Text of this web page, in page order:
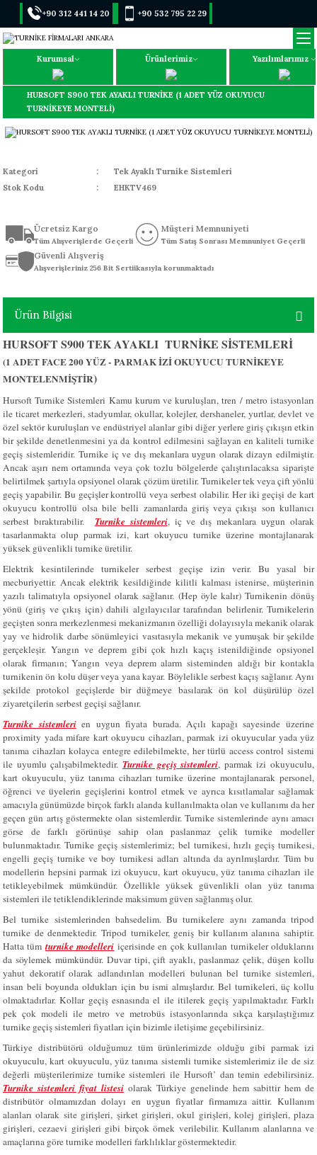
+90 312 441 14 20 +90 532 795 22 29
Kurumsal Ürünlerimiz Yazılımlarımız
HURSOFT S900 TEK AYAKLI TURNİKE (1 ADET YÜZ OKUYUCU
TURNİKEYE MONTELİ)
Kategori
Tek Ayaklı Turnike Sistemleri
Stok Kodu
EHKTV469
Ücretsiz Kargo
Tüm Alışverişlerde Geçerli
Müşteri Memnuniyeti
Tüm Satış Sonrası Memnuniyet Geçerli
Güvenli Alışveriş
Alışverişleriniz 256 Bit Sertiikasıyla korunmaktadı
Ürün Bilgisi
HURSOFT S900 TEK AYAKLI TURNİKE SİSTEMLERİ
(1 ADET FACE 200 YÜZ - PARMAK İZİ OKUYUCU TURNİKEYE
MONTELENMİŞTİR)
Hursoft Turnike Sistemleri Kamu kurum ve kuruluşları, tren / metro istasyonları
ile ticaret merkezleri, stadyumlar, okullar, kolejler, dershaneler, yurtlar, devlet ve
özel sektör kuruluşları ve endüstriyel alanlar gibi diğer yerlere giriş çıkışın etkin
bir şekilde denetlenmesini ya da kontrol edilmesini sağlayan en kaliteli turnike
geçiş sistemleridir.Turnike iç ve dış mekanlara uygun olarak dizayn edilmiştir.
Ancak aşırı nem ortamında veya çok tozlu bölgelerde çalıştırılacaksa siparişte
belirtilmek şartıyla opsiyonel olarak çözüm üretilir. Turnikeler tek veya çift yönlü
geçiş yapabilir. Bu geçişler kontrollü veya serbest olabilir. Her iki geçişi de kart
okuyucu kontrollü olsa bile belli zamanlarda giriş veya çıkışı son kullanıcı
serbest bıraktırabilir. Turnike sistemleri, iç ve dış mekanlara uygun olarak
tasarlanmakta olup parmak izi, kart okuyucu turnike üzerine montajlanarak
yüksek güvenlikli turnike üretilir.
Elektrik kesintilerinde turnikeler serbest geçişe izin verir. Bu yasal bir
mecburiyettir. Ancak elektrik kesildiğinde kilitli kalması istenirse, müşterinin
yazılı talimatıyla opsiyonel olarak sağlanır. (Hep öyle kalır) Turnikenin dönüş
yönü (giriş ve çıkış için) dahili algılayıcılar tarafından belirlenir. Turnikelerin
geçişten sonra merkezlenmesi mekanizmanın özelliği dolayısıyla mekanik olarak
yay ve hidrolik darbe sönümleyici vasıtasıyla mekanik ve yumuşak bir şekilde
gerçekleşir. Yangın ve deprem gibi çok hızlı kaçış istenildiğinde opsiyonel
olarak firmanın; Yangın veya deprem alarm sisteminden aldığı bir kontakla
turnikenin ön kolu düşer veya yana kayar. Böylelikle serbest kaçış sağlanır. Aynı
şekilde protokol geçişlerde bir düğmeye basılarak ön kol düşürülüp özel
ziyaretçilerin serbest geçişi sağlanır.
Turnike sistemlerien uygun fiyata burada. Açılı kapağı sayesinde üzerine
proximity yada mifare kart okuyucu cihazları, parmak izi okuyucular yada yüz
tanıma cihazları kolayca entegre edilebilmekte, her türlü access control sistemi
ile uyumlu çalışabilmektedir. Turnike geçiş sistemleri, parmak izi okuyuculu,
kart okuyuculu, yüz tanıma cihazları turnike üzerine montajlanarak personel,
öğrenci ve üyelerin geçişlerini kontrol etmek ve ayrıca kısıtlamalar sağlamak
amacıyla günümüzde birçok farklı alanda kullanılmakta olan ve kullanımı da her
geçen gün artış göstermekte olan sistemlerdir. Turnike sistemlerinde aynı amacı
görse de farklı görünüşe sahip olan paslanmaz çelik turnike modeller
bulunmaktadır. Turnike geçiş sistemlerimiz; bel turnikesi, hızlı geçiş turnikesi,
engelli geçiş turnike ve boy turnikesi adları altında da ayrılmışlardır. Tüm bu
modellerin hepsini parmak izi okuyucu, kart okuyucu, yüz tanıma cihazları ile
tetikleyebilmek mümkündür. Özellikle yüksek güvenlikli olan yüz tanıma
sistemleri ile tetiklendiklerinde maksimum güven sağlanmış olur.
Bel turnike sistemlerinden bahsedelim. Bu turnikelere aynı zamanda tripod
turnike de denmektedir. Tripod turnikeler, geniş bir kullanım alanına sahiptir.
Hatta tüm turnike modelleri içerisinde en çok kullanılan turnikeler olduklarını
da söylemek mümkündür. Duvar tipi, çift ayaklı, paslanmaz çelik, düşen kollu
yahut dekoratif olarak adlandırılan modelleri bulunan bel turnike sistemleri,
insan beli boyunda oldukları için bu ismi almışlardır. Bel turnikeleri, üç kollu
olmaktadırlar. Kollar geçiş esnasında el ile itilerek geçiş yapılmaktadır. Farklı
pek çok modeli ile metro ve metrobüs istasyonlarında sıkça karşılaştığımız
turnike geçiş sistemleri fiyatları için bizimle iletişime geçebilirsiniz.
Türkiye distribütörü olduğumuz tüm ürünlerimizde olduğu gibi parmak izi
okuyuculu, kart okuyuculu, yüz tanıma sistemli turnike sistemlerimiz ile de siz
değerli müşterilerimize turnike sistemleri ile Hursoft’ dan temin edebilirsiniz.
Turnike sistemleri fiyat listesi olarak Türkiye genelinde hem sabittir hem de
distribütör olmamızdan dolayı en uygun fiyatlar firmamıza aittir. Kullanım
alanları olarak site girişleri, şirket girişleri, okul girişleri, kolej girişleri, plaza
girişleri, cezaevi girişleri gibi birçok örnek verilebilir. Kullanım alanlarına ve
amaçlarına göre turnike modelleri farklılıklar göstermektedir.